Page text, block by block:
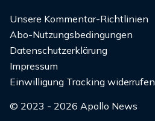
Unsere Kommentar-Richtlinien
Abo-Nutzungsbedingungen
Datenschutzerklärung
Impressum
Einwilligung Tracking widerrufen
© 2023 - 2026 Apollo News